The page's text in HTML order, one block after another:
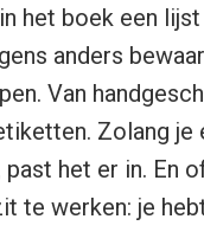
het boek een lijst
anders
Van
Zolang
past het er in. En
te werken: je